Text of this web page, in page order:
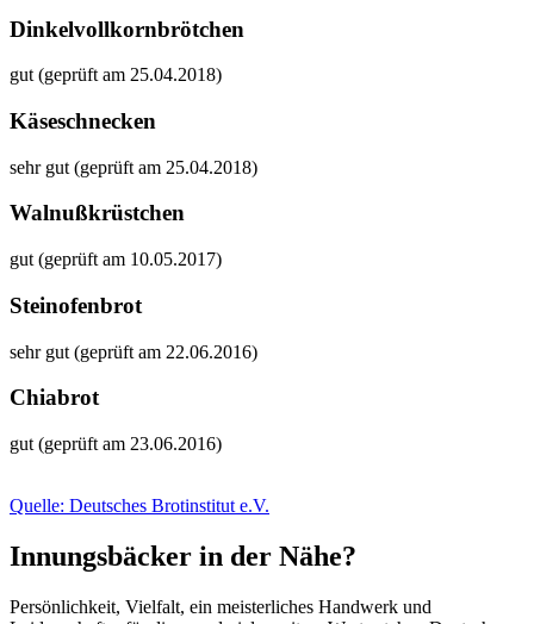
Dinkelvollkornbrötchen
gut (geprüft am 25.04.2018)
Käseschnecken
sehr gut (geprüft am 25.04.2018)
Walnußkrüstchen
gut (geprüft am 10.05.2017)
Steinofenbrot
sehr gut (geprüft am 22.06.2016)
Chiabrot
gut (geprüft am 23.06.2016)
Quelle: Deutsches Brotinstitut e.V.
Innungsbäcker in der Nähe?
Persönlichkeit, Vielfalt, ein meisterliches Handwerk und